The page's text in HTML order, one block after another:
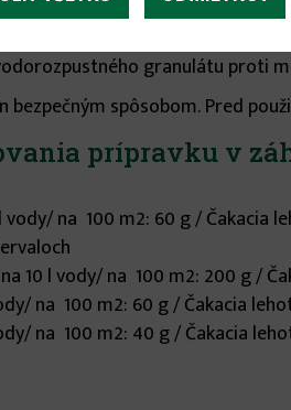
granulátu proti
bezpečným spôsobom. Pred
prípravku v
vody/ na 100 m2: 60 g /
10 l vody/ na 100 m2: 200 g /
na 100 m2: 60 g / Čakacia
na 100 m2: 40 g / Čakacia